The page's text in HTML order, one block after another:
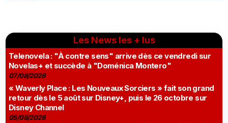
Les News les + lus
Telenovela : "À contre sens" arrive dès ce vendredi sur
Novelas+ et succède à "Doménica Montero"
07/08/2026
« Waverly Place : Les Nouveaux Sorciers » fait son grand
retour dès le 5 août sur Disney+, puis le 26 octobre sur
Disney Channel
05/08/2026